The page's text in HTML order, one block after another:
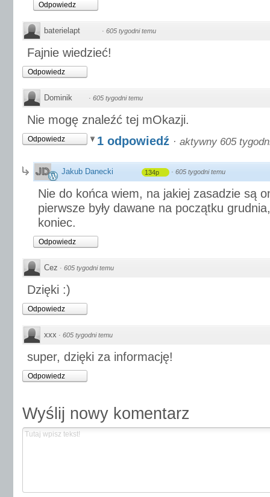
Odpowiedz
baterielapt · 605 tygodni temu
Fajnie wiedzieć!
Odpowiedz
Dominik · 605 tygodni temu
Nie mogę znaleźć tej mOkazji.
Odpowiedz 1 odpowiedź · aktywny 605
Jakub Danecki 134p · 605 tygodni temu
Nie do końca wiem, na jakiej zasadzie są
pierwsze były dawane na początku
koniec.
Odpowiedz
Cez · 605 tygodni temu
Dzięki :)
Odpowiedz
xxx · 605 tygodni temu
super, dzięki za informację!
Odpowiedz
Wyślij nowy komentarz